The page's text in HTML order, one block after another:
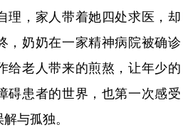
理，家人带着她四处求医，却
，奶奶在一家精神病院被确诊
给老人带来的煎熬，让年少的
碍患者的世界，也第一次感受
与孤独。